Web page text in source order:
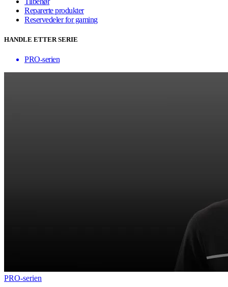
Reparerte produkter
Reservedeler for gaming
HANDLE ETTER SERIE
PRO-serien
PRO-serien